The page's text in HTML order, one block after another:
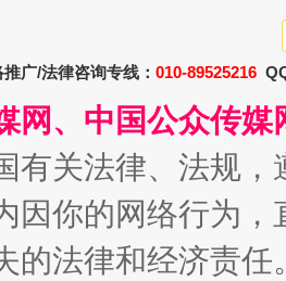
广/法律咨询专线： 010-89525216
网、中国公众传
有关法律、法规
因你的网络行为
的法律和经济责